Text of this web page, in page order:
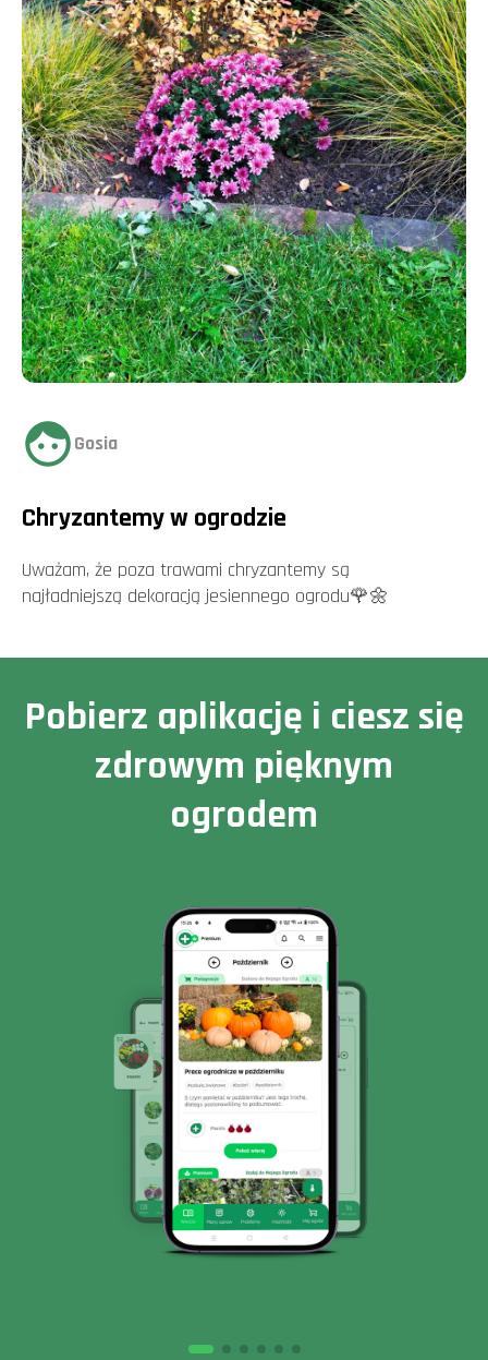
Gosia
Chryzantemy w ogrodzie
Uważam, że poza trawami chryzantemy są
najładniejszą dekoracją jesiennego ogrodu🌹🌼
Pobierz aplikację i ciesz się
zdrowym pięknym
ogrodem